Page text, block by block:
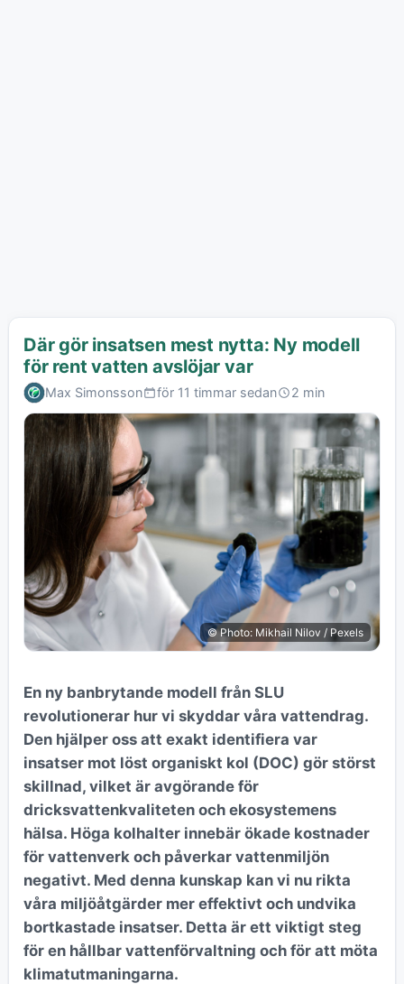
Där gör insatsen mest nytta: Ny modell
för rent vatten avslöjar var
Max Simonsson för 11 timmar sedan 2 min
© Photo: Mikhail Nilov / Pexels
En ny banbrytande modell från SLU
revolutionerar hur vi skyddar våra vattendrag.
Den hjälper oss att exakt identifiera var
insatser mot löst organiskt kol (DOC) gör störst
skillnad, vilket är avgörande för
dricksvattenkvaliteten och ekosystemens
hälsa. Höga kolhalter innebär ökade kostnader
för vattenverk och påverkar vattenmiljön
negativt. Med denna kunskap kan vi nu rikta
våra miljöåtgärder mer effektivt och undvika
bortkastade insatser. Detta är ett viktigt steg
för en hållbar vattenförvaltning och för att möta
klimatutmaningarna.